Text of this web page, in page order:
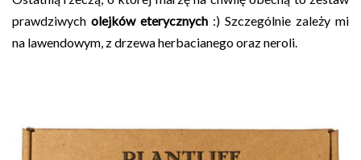
prawdziwych olejków eterycznych :) Szczególnie zależy mi
na lawendowym, z drzewa herbacianego oraz neroli.